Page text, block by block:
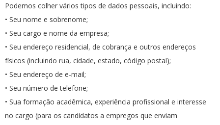
Podemos colher vários tipos de dados pessoais, incluindo:
• Seu nome e sobrenome;
• Seu cargo e nome da empresa;
• Seu endereço residencial, de cobrança e outros endereços
físicos (incluindo rua, cidade, estado, código postal);
• Seu endereço de e-mail;
• Seu número de telefone;
• Sua formação acadêmica, experiência profissional e interesse
no cargo (para os candidatos a empregos que enviam